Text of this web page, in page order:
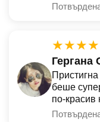
Гергана
беше
по-красив